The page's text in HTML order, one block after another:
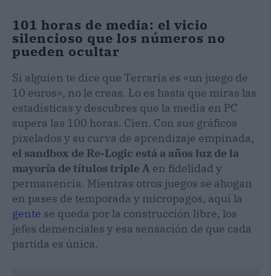
101 horas de media: el vicio
silencioso que los números no
pueden ocultar
Si alguien te dice que Terraria es «un juego de
10 euros», no le creas. Lo es hasta que miras las
estadísticas y descubres que la media en PC
supera las 100 horas. Cien. Con sus gráficos
pixelados y su curva de aprendizaje empinada,
el sandbox de Re-Logic está a años luz de la
mayoría de títulos triple A en fidelidad y
permanencia. Mientras otros juegos se ahogan
en pases de temporada y micropagos, aquí la
gente se queda por la construcción libre, los
jefes demenciales y esa sensación de que cada
partida es única.